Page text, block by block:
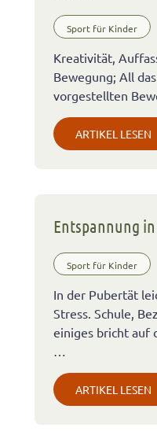
Sport für Kinder
Kreativität,
Bewegung; All
vorgestellten
ARTIKEL LESEN
Entspannung
Sport für Kinder
In der Pubertät
Stress. Schule,
einiges bricht auf
ARTIKEL LESEN